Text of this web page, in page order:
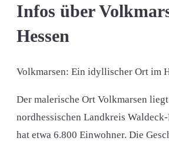
Infos über
Hessen
Volkmarsen: Ein idyllischer Ort im
Der malerische Ort Volkmarsen
nordhessischen Landkreis
hat etwa 6.800 Einwohner. Die